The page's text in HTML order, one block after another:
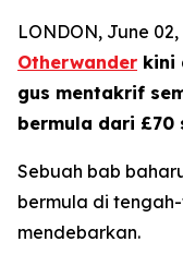
LONDON, June
Otherwander kini
gus mentakrif
bermula dari £70
Sebuah bab
bermula di
mendebarkan.